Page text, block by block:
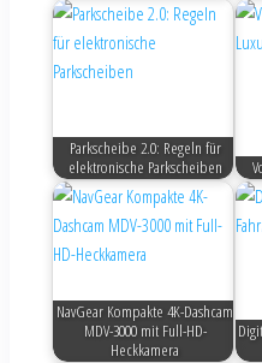
Parkscheibe 2.0: Regeln für
elektronische Parkscheiben
NavGear Kompakte 4K-Dashcam
MDV-3000 mit Full-HD-
Heckkamera